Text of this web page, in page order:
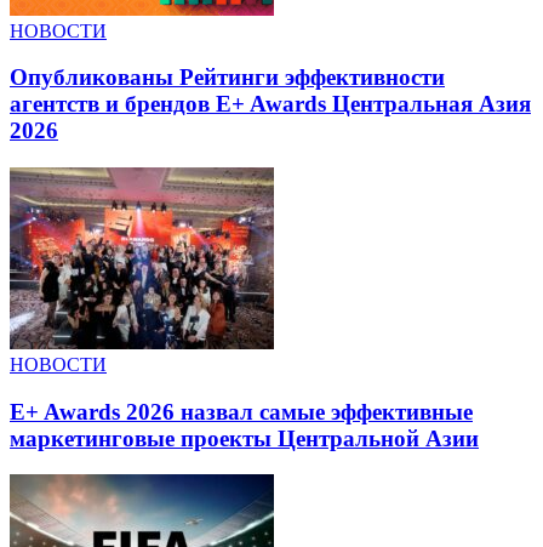
НОВОСТИ
Опубликованы Рейтинги эффективности
агентств и брендов E+ Awards Центральная Азия
2026
НОВОСТИ
E+ Awards 2026 назвал самые эффективные
маркетинговые проекты Центральной Азии